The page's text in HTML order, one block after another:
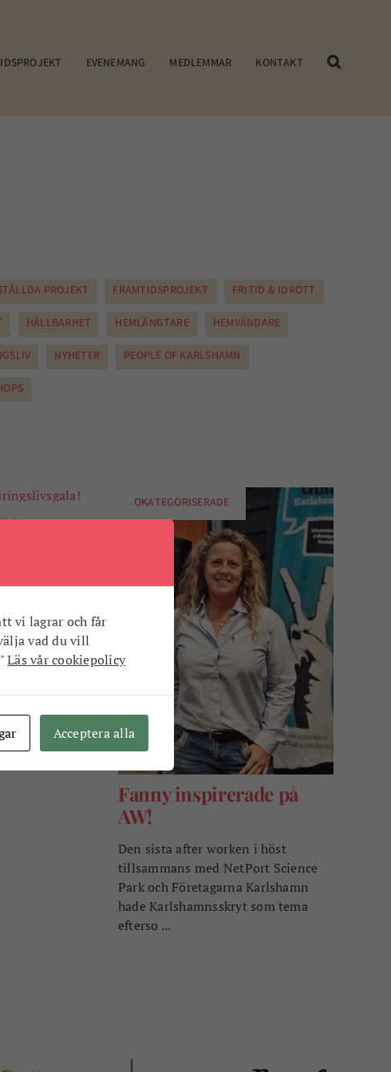
EVENEMANG MEDLEMMAR KONTAKT
PROJEKT FRAMTIDSPROJEKT FRITID & IDROTT
HÅLLBARHET HEMLÄNGTARE HEMVÄNDARE
NYHETER PEOPLE OF KARLSHAMN
en
bjuder vi på
OKATEGORISERADE
Fanny inspirerade på
AW!
Den sista after worken i höst
tillsammans med NetPort Science
Park och Företagarna Karlshamn
hade Karlshamnsskryt som tema
efterso ...
vi lagrar och får
vad du vill
Läs vår cookiepolicy
Acceptera alla